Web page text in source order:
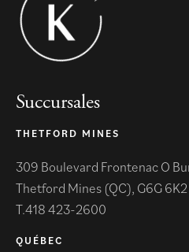
Succursales
THETFORD MINES
309 Boulevard Frontenac O
Thetford Mines (QC), G6G 6K2
418 423-2600
QUÉBEC